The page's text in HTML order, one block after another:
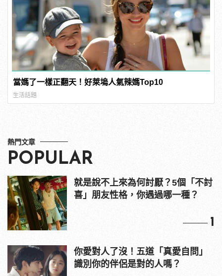
當媽了一樣正翻天！好萊塢人氣辣媽Top10
生活話題
熱門文章
POPULAR
就是說不上來為何討厭？5個「不討
喜」朋友性格，你遇過哪一種？
1
你愛對人了沒！五道「真愛自問」
識別你的伴侶是對的人嗎？